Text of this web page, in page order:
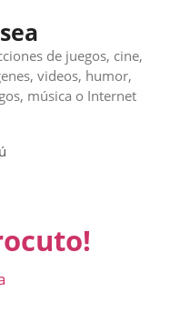
de juegos, cine,
videos, humor,
música o Internet